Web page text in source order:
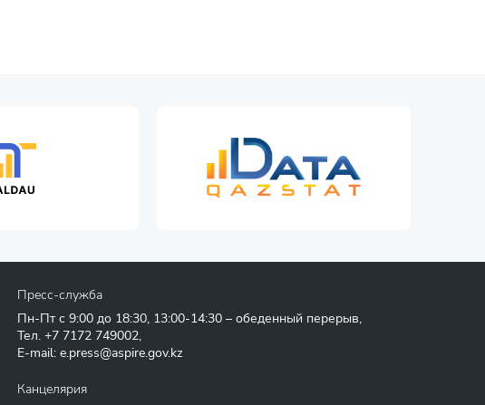
Пресс-служба
Пн-Пт с 9:00 до 18:30, 13:00-14:30 – обеденный перерыв,
Тел. +7 7172 749002,
E-mail: e.press@aspire.gov.kz
Канцелярия